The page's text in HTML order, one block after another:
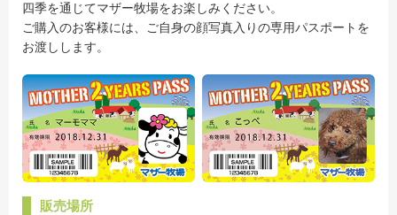
四季を通じてマザー牧場をお楽しみください。
ご購入のお客様には、ご自身の顔写真入りの専用パスポートを
お渡しします。
販売場所